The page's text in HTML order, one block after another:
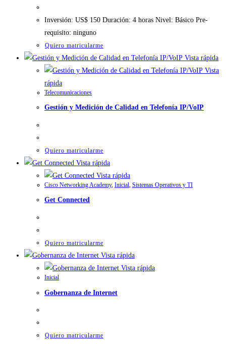
Inversión: US$ 150 Duración: 4 horas Nivel: Básico Pre-
requisito: ninguno
Quiero matricularme
Vista rápida
Vista
rápida
Telecomunicaciones
Gestión y Medición de Calidad en Telefonía IP/VoIP
Quiero matricularme
Vista rápida
Vista rápida
Cisco Networking Academy, Inicial, Sistemas Operativos y TI
Get Connected
Quiero matricularme
Vista rápida
Vista rápida
Inicial
Gobernanza de Internet
Quiero matricularme